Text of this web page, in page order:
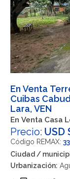
En Venta
Cuibas
Lara, VEN
En Venta Casa
Precio: USD
Código REMAX:
Ciudad /
Urbanización: